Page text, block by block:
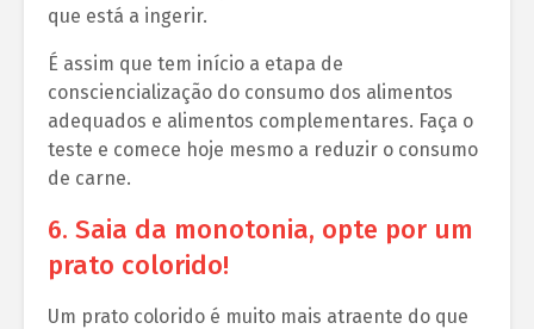
que está a ingerir.
É assim que tem início a etapa de
consciencialização do consumo dos alimentos
adequados e alimentos complementares. Faça o
teste e comece hoje mesmo a reduzir o consumo
de carne.
6. Saia da monotonia, opte por um
prato colorido!
Um prato colorido é muito mais atraente do que